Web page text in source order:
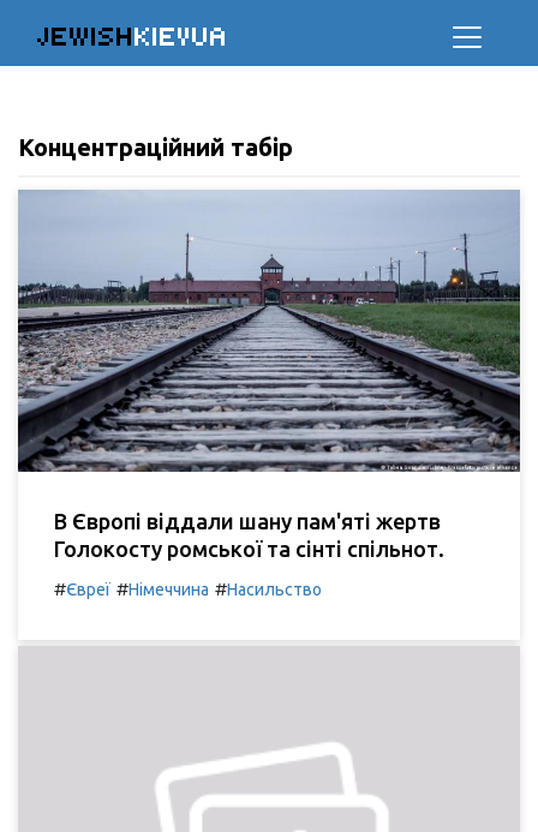
JEWISHKIEVUA
Концентраційний табір
В Європі віддали шану пам'яті жертв
Голокосту ромської та сінті спільнот.
#Євреї #Німеччина #Насильство